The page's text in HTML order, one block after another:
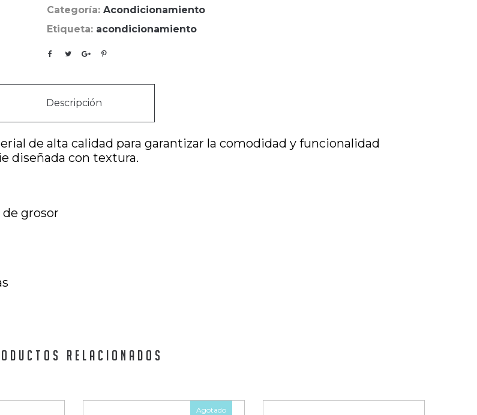
Categoría: Acondicionamiento
Etiqueta: acondicionamiento
Descripción
de alta calidad para garantizar la comodidad y funcionalidad
diseñada con textura.
de grosor
RELACIONADOS
Agotado